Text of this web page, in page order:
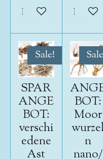
In den Warenkorb
In
Sale!
SPAR
ANGE
BOT:
verschi
edene
Ast
BOT:
Moor
n
nano/